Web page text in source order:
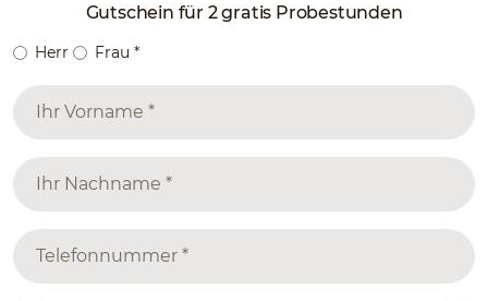
Gutschein für 2 gratis Probestunden
Herr Frau *